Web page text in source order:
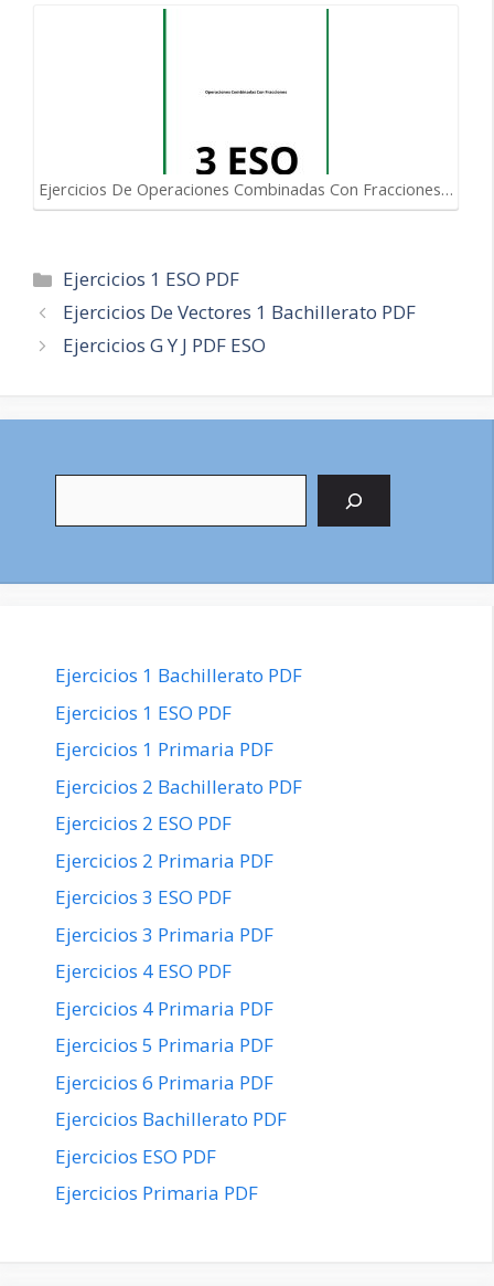
Ejercicios De Operaciones Combinadas Con Fracciones…
Categorías
Ejercicios 1 ESO PDF
Navegación
de
entradas
Ejercicios De Vectores 1 Bachillerato PDF
Ejercicios G Y J PDF ESO
Ejercicios 1 Bachillerato PDF
Ejercicios 1 ESO PDF
Ejercicios 1 Primaria PDF
Ejercicios 2 Bachillerato PDF
Ejercicios 2 ESO PDF
Ejercicios 2 Primaria PDF
Ejercicios 3 ESO PDF
Ejercicios 3 Primaria PDF
Ejercicios 4 ESO PDF
Ejercicios 4 Primaria PDF
Ejercicios 5 Primaria PDF
Ejercicios 6 Primaria PDF
Ejercicios Bachillerato PDF
Ejercicios ESO PDF
Ejercicios Primaria PDF